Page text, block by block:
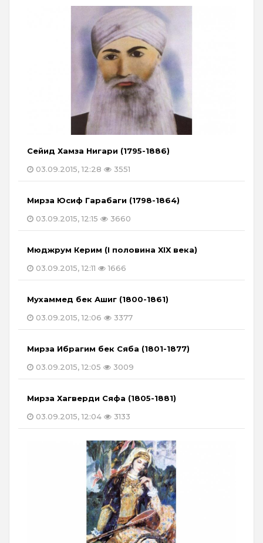
Сейид Хамза Нигари (1795-1886)
03.09.2015, 12:28
3551
Мирза Юсиф Гарабаги (1798-1864)
03.09.2015, 12:15
3660
Мюджрум Керим (I половина XIX века)
03.09.2015, 12:11
1666
Мухаммед бек Ашиг (1800-1861)
03.09.2015, 12:06
3377
Мирза Ибрагим бек Сяба (1801-1877)
03.09.2015, 12:05
3009
Мирза Хагверди Сяфа (1805-1881)
03.09.2015, 12:04
3133